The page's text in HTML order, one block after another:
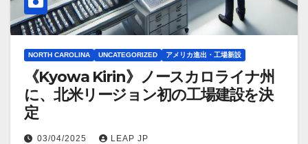
NORTH CAROLINA UNCATEGORIZED アメリカ進出・工場新設
《Kyowa Kirin》ノースカロライナ州
に、北米リージョン初の工場建設を決
定
03/04/2025 LEAP JP